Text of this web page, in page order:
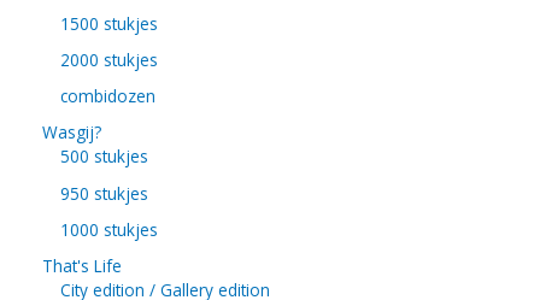
1500 stukjes
2000 stukjes
combidozen
Wasgij?
500 stukjes
950 stukjes
1000 stukjes
That's Life
City edition / Gallery edition